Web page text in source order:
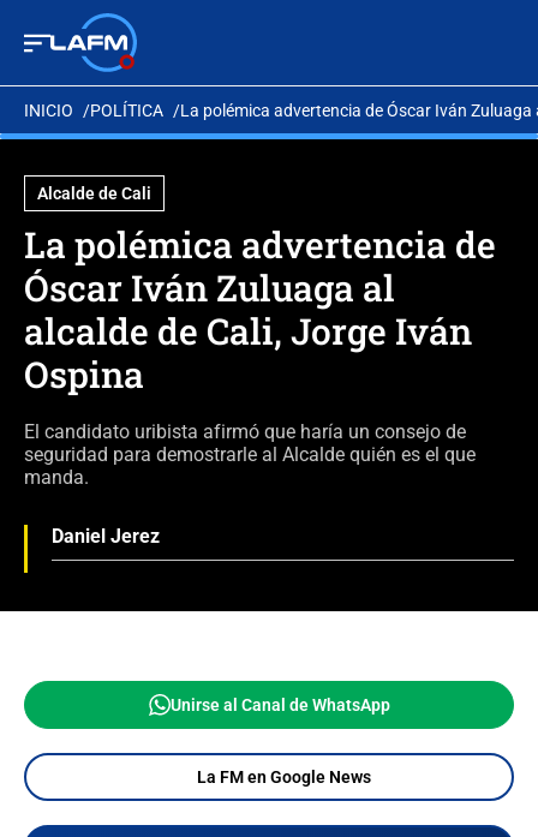
INICIO POLÍTICA La polémica advertencia de Óscar Iván
Alcalde de Cali
La polémica advertencia de
Óscar Iván Zuluaga al
alcalde de Cali, Jorge Iván
Ospina
El candidato uribista afirmó que haría un consejo de
seguridad para demostrarle al Alcalde quién es el que
manda.
Daniel Jerez
Unirse al Canal de WhatsApp
La FM en Google News